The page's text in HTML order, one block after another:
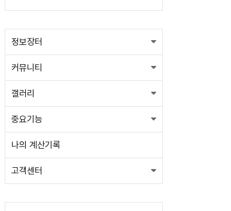
정보장터
커뮤니티
갤러리
중요기능
나의 계산기록
고객센터